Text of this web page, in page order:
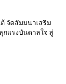
จัดสัมมนาเสริม
แรงบันดาลใจ สู่